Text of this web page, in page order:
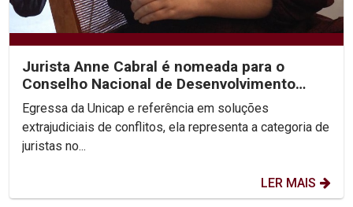
Jurista Anne Cabral é nomeada para o
Conselho Nacional de Desenvolvimento
Social Sustentável
Egressa da Unicap e referência em soluções
extrajudiciais de conflitos, ela representa a categoria de
juristas no...
LER MAIS